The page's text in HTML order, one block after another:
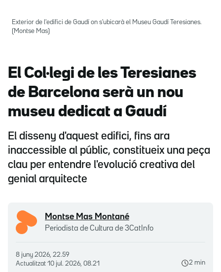
Exterior de l'edifici de Gaudí on s'ubicarà el Museu Gaudí Teresianes.
(Montse Mas)
El Col·legi de les Teresianes
de Barcelona serà un nou
museu dedicat a Gaudí
El disseny d'aquest edifici, fins ara
inaccessible al públic, constitueix una peça
clau per entendre l'evolució creativa del
genial arquitecte
Montse Mas Montané
Periodista de Cultura de 3CatInfo
8 juny 2026, 22.59
Actualitzat 10 jul. 2026, 08.21 2 min